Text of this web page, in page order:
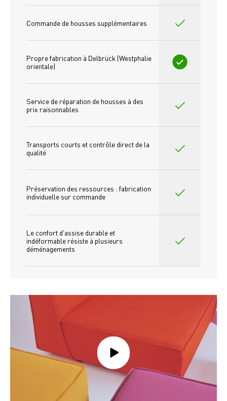
Commande de housses supplémentaires
Propre fabrication à Delbrück (Westphalie
orientale)
Service de réparation de housses à des
prix raisonnables
Transports courts et contrôle direct de la
qualité
Préservation des ressources : fabrication
individuelle sur commande
Le confort d'assise durable et
indéformable résiste à plusieurs
déménagements